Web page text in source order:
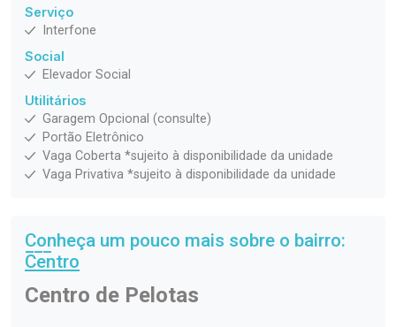
Serviço
Interfone
Social
Elevador Social
Utilitários
Garagem Opcional (consulte)
Portão Eletrônico
Vaga Coberta *sujeito à disponibilidade da unidade
Vaga Privativa *sujeito à disponibilidade da unidade
Conheça um pouco mais sobre o bairro:
Centro
Centro de Pelotas